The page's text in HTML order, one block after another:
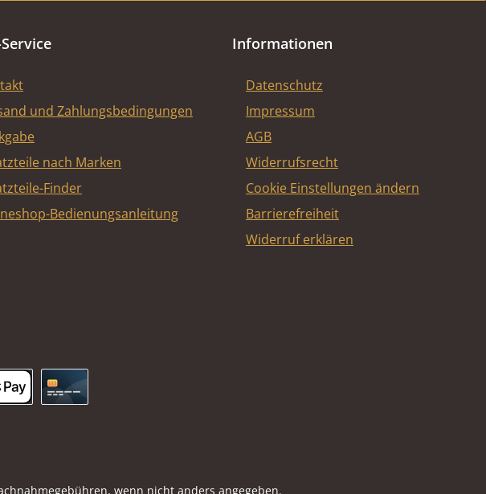
und Zahlungsbedingungen
nach Marken
Finder
Bedienungsanleitung
Informationen
Datenschutz
Impressum
AGB
Widerrufsrecht
Cookie Einstellungen ändern
Barrierefreiheit
Widerruf erklären
wenn nicht anders angegeben.